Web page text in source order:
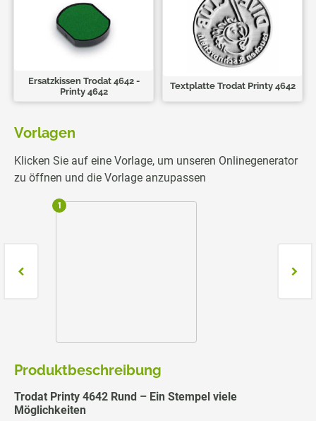
Ersatzkissen Trodat 4642 -
Printy 4642
Textplatte Trodat Printy 4642
Vorlagen
Klicken Sie auf eine Vorlage, um unseren Onlinegenerator
zu öffnen und die Vorlage anzupassen
1
Produktbeschreibung
Trodat Printy 4642 Rund – Ein Stempel viele
Möglichkeiten